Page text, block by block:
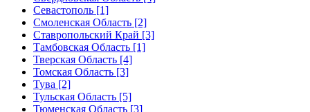
Севастополь [1]
Смоленская Область [2]
Ставропольский Край [3]
Тамбовская Область [1]
Тверская Область [4]
Томская Область [3]
Тува [2]
Тульская Область [5]
Тюменская Область [3]